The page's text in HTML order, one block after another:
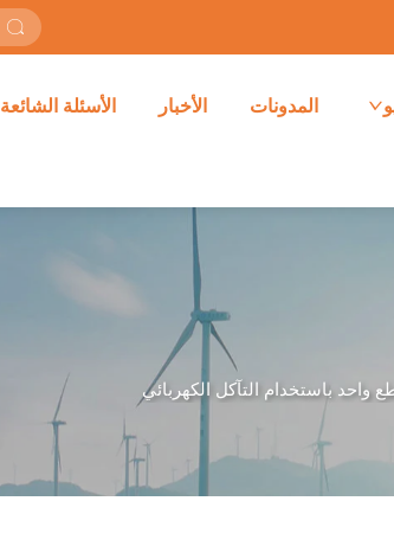
المدونات الأخبار الأسئلة الشائعة
واحد باستخدام التآكل الكهربائي